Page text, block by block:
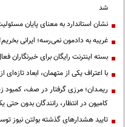
شد
نشان استاندارد به معنای پایان
غریبه به دادمون نمی‌رسه؛ ایرانی بخریم!
بسته اینترنت رایگان برای خبرنگاران
با اعتراف یکی از متهمان، ابعاد
کامیون در انتظار، رانندگان بدون
تایید هشدارهای گذشته بولتن